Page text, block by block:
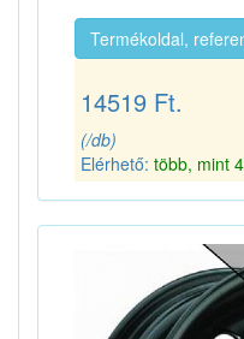
Termékoldal,
14519 Ft.
(/db)
Elérhető: több, mint